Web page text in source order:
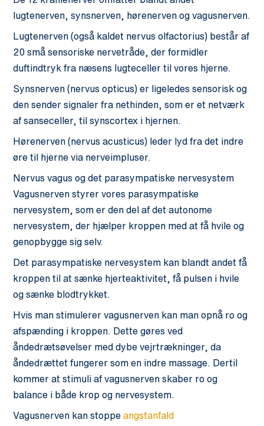
lugtenerven, synsnerven, hørenerven og vagusnerven.
Lugtenerven (også kaldet nervus olfactorius) består af
20 små sensoriske nervetråde, der formidler
duftindtryk fra næsens lugteceller til vores hjerne.
Synsnerven (nervus opticus) er ligeledes sensorisk og
den sender signaler fra nethinden, som er et netværk
af sanseceller, til synscortex i hjernen.
Hørenerven (nervus acusticus) leder lyd fra det indre
øre til hjerne via nerveimpluser.
Nervus vagus og det parasympatiske nervesystem
Vagusnerven styrer vores parasympatiske
nervesystem, som er den del af det autonome
nervesystem, der hjælper kroppen med at få hvile og
genopbygge sig selv.
Det parasympatiske nervesystem kan blandt andet få
kroppen til at sænke hjerteaktivitet, få pulsen i hvile
og sænke blodtrykket.
Hvis man stimulerer vagusnerven kan man opnå ro og
afspænding i kroppen. Dette gøres ved
åndedrætsøvelser med dybe vejrtrækninger, da
åndedrættet fungerer som en indre massage. Dertil
kommer at stimuli af vagusnerven skaber ro og
balance i både krop og nervesystem.
Vagusnerven kan stoppeangstanfald